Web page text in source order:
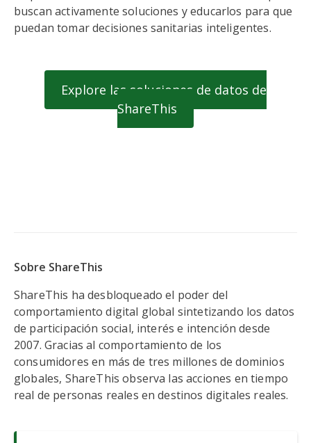
buscan activamente soluciones y educarlos para que
puedan tomar decisiones sanitarias inteligentes.
Explore las soluciones de datos de
ShareThis
Sobre ShareThis
ShareThis ha desbloqueado el poder del
comportamiento digital global sintetizando los datos
de participación social, interés e intención desde
2007. Gracias al comportamiento de los
consumidores en más de tres millones de dominios
globales, ShareThis observa las acciones en tiempo
real de personas reales en destinos digitales reales.